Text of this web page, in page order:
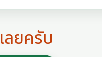
ลยครับ